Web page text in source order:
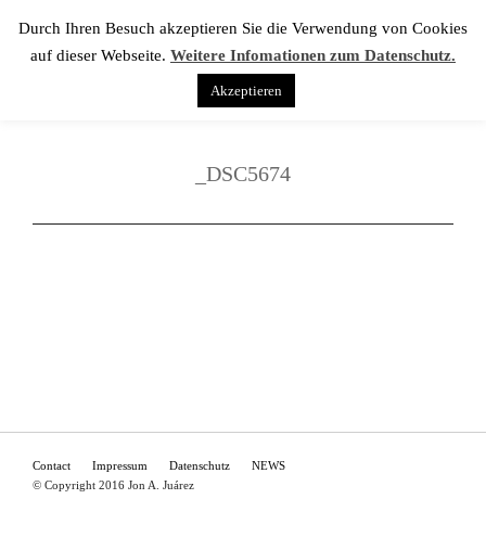
_DSC5674
Contact Impressum Datenschutz
NEWS
© Copyright 2016 Jon A. Juárez
Durch Ihren Besuch akzeptieren Sie die Verwendung von Cookies
auf dieser Webseite. Weitere Infomationen zum Datenschutz.
Akzeptieren